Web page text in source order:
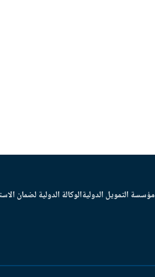
مؤسسة التمويل الدوليةالوكالة الدولية لضمان